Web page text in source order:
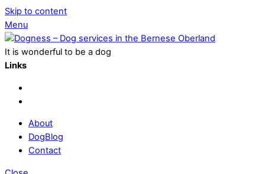
Skip to content
Menu
It is wonderful to be a dog
Links
About
DogBlog
Contact